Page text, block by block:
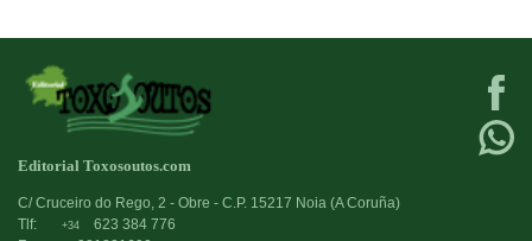
Editorial Toxosoutos.com
C/ Cruceiro do Rego, 2 - Obre - C.P. 15217 Noia (A Coruña)
Tlf:
+34
623 384 776